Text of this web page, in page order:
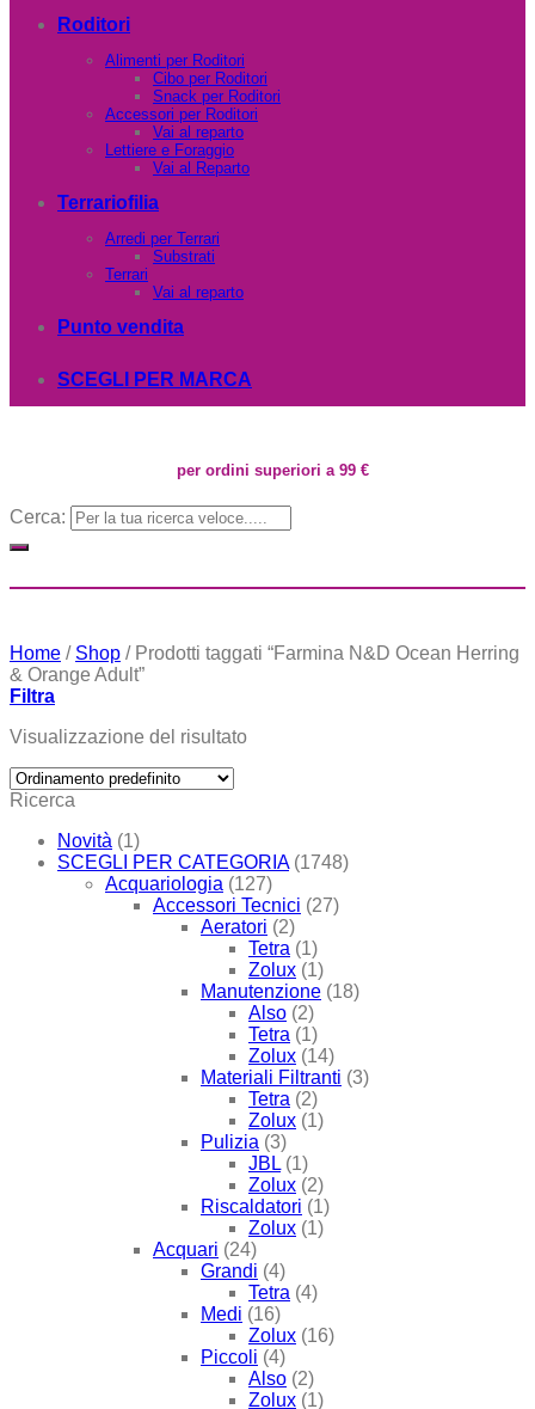
Roditori
Alimenti per Roditori
Cibo per Roditori
Snack per Roditori
Accessori per Roditori
Vai al reparto
Lettiere e Foraggio
Vai al Reparto
Terrariofilia
Arredi per Terrari
Substrati
Terrari
Vai al reparto
Punto vendita
SCEGLI PER MARCA
per ordini superiori a 99 €
Cerca:
Home / Shop /Prodotti taggati “Farmina N&D Ocean Herring
& Orange Adult”
Filtra
Visualizzazione del risultato
Ricerca
Novità (1)
SCEGLI PER CATEGORIA (1748)
Acquariologia (127)
Accessori Tecnici (27)
Aeratori (2)
Tetra (1)
Zolux (1)
Manutenzione (18)
Also (2)
Tetra (1)
Zolux (14)
Materiali Filtranti (3)
Tetra (2)
Zolux (1)
Pulizia (3)
JBL (1)
Zolux (2)
Riscaldatori (1)
Zolux (1)
Acquari (24)
Grandi (4)
Tetra (4)
Medi (16)
Zolux (16)
Piccoli (4)
Also (2)
Zolux (1)